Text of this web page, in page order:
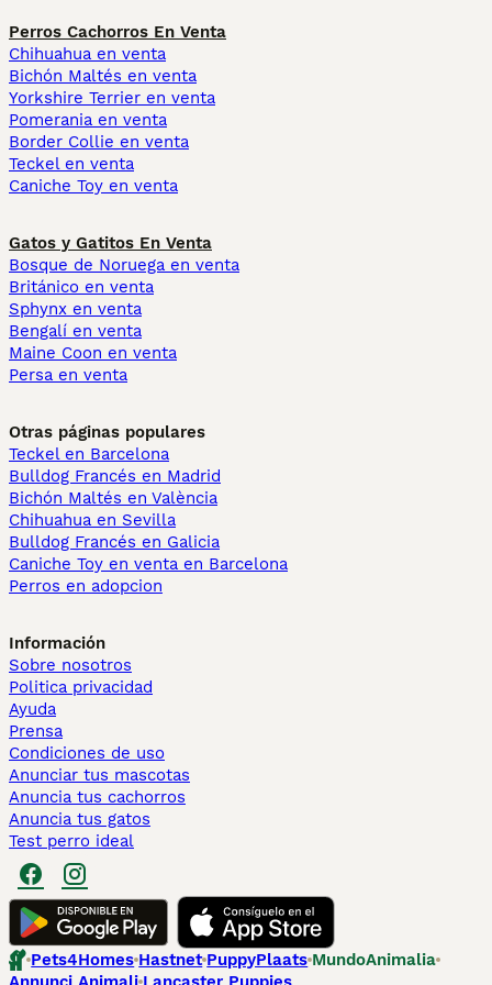
Perros Cachorros En Venta
Chihuahua en venta
Bichón Maltés en venta
Yorkshire Terrier en venta
Pomerania en venta
Border Collie en venta
Teckel en venta
Caniche Toy en venta
Gatos y Gatitos En Venta
Bosque de Noruega en venta
Británico en venta
Sphynx en venta
Bengalí en venta
Maine Coon en venta
Persa en venta
Otras páginas populares
Teckel en Barcelona
Bulldog Francés en Madrid
Bichón Maltés en València
Chihuahua en Sevilla
Bulldog Francés en Galicia
Caniche Toy en venta en Barcelona
Perros en adopcion
Información
Sobre nosotros
Politica privacidad
Ayuda
Prensa
Condiciones de uso
Anunciar tus mascotas
Anuncia tus cachorros
Anuncia tus gatos
Test perro ideal
Pets4Homes Hastnet PuppyPlaats MundoAnimalia